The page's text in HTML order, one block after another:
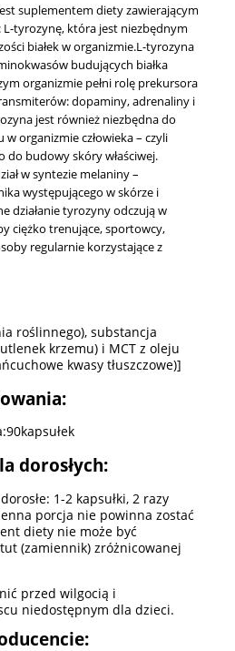
suplementem diety zawierającym
tyrozynę, która jest niezbędnym
białek w organizmie.L-tyrozyna
budujących białka
organizmie pełni rolę prekursora
dopaminy, adrenaliny i
jest również niezbędna do
organizmie człowieka – czyli
do budowy skóry właściwej.
w syntezie melaniny –
występującego w skórze i
działanie tyrozyny odczują w
ciężko trenujące, sportowcy,
regularnie korzystające z
roślinnego), substancja
krzemu) i MCT z oleju
kwasy tłuszczowe)]
dorosłych:
1-2 kapsułki, 2 razy
porcja nie powinna zostać
diety nie może być
(zamiennik) zróżnicowanej
przed wilgocią i
niedostępnym dla dzieci.